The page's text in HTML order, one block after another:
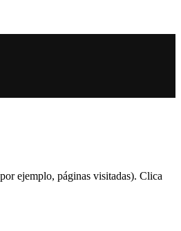
ejemplo, páginas visitadas). Clica